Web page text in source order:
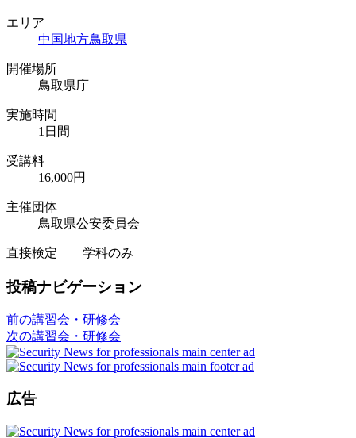
エリア
中国地方鳥取県
開催場所
鳥取県庁
実施時間
1日間
受講料
16,000円
主催団体
鳥取県公安委員会
直接検定 学科のみ
投稿ナビゲーション
前の講習会・研修会
次の講習会・研修会
広告